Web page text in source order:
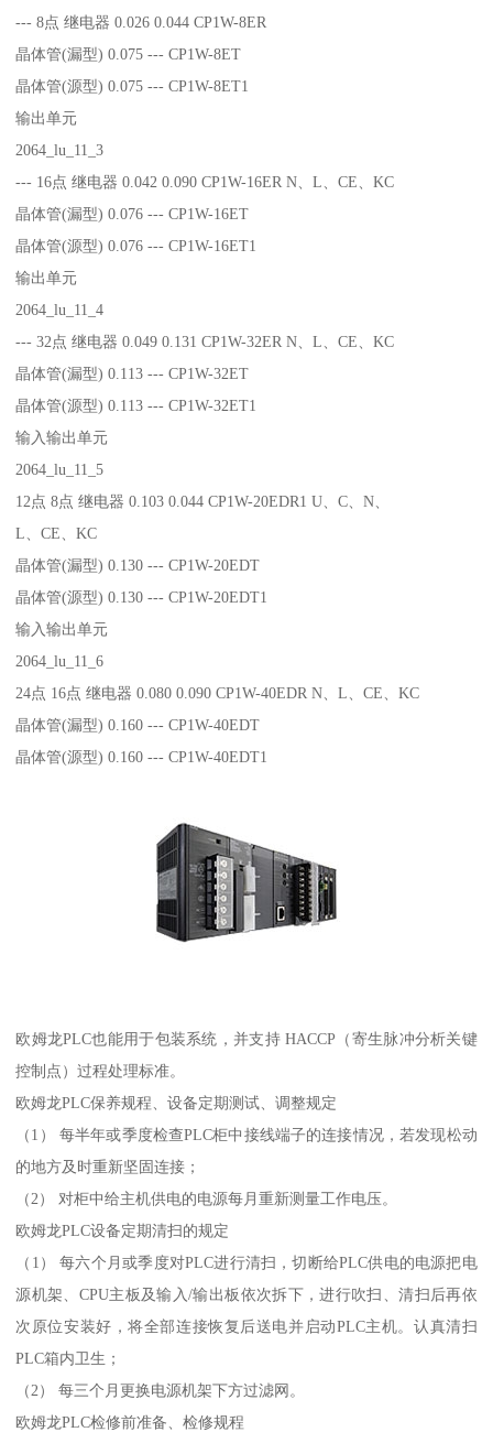
--- 8点 继电器 0.026 0.044 CP1W-8ER
晶体管(漏型) 0.075 --- CP1W-8ET
晶体管(源型) 0.075 --- CP1W-8ET1
输出单元
2064_lu_11_3
--- 16点 继电器 0.042 0.090 CP1W-16ER N、L、CE、KC
晶体管(漏型) 0.076 --- CP1W-16ET
晶体管(源型) 0.076 --- CP1W-16ET1
输出单元
2064_lu_11_4
--- 32点 继电器 0.049 0.131 CP1W-32ER N、L、CE、KC
晶体管(漏型) 0.113 --- CP1W-32ET
晶体管(源型) 0.113 --- CP1W-32ET1
输入输出单元
2064_lu_11_5
12点 8点 继电器 0.103 0.044 CP1W-20EDR1 U、C、N、
L、CE、KC
晶体管(漏型) 0.130 --- CP1W-20EDT
晶体管(源型) 0.130 --- CP1W-20EDT1
输入输出单元
2064_lu_11_6
24点 16点 继电器 0.080 0.090 CP1W-40EDR N、L、CE、KC
晶体管(漏型) 0.160 --- CP1W-40EDT
晶体管(源型) 0.160 --- CP1W-40EDT1
欧姆龙PLC也能用于包装系统，并支持 HACCP（寄生脉冲分析关键
控制点）过程处理标准。
欧姆龙PLC保养规程、设备定期测试、调整规定
（1） 每半年或季度检查PLC柜中接线端子的连接情况，若发现松动
的地方及时重新坚固连接；
（2） 对柜中给主机供电的电源每月重新测量工作电压。
欧姆龙PLC设备定期清扫的规定
（1） 每六个月或季度对PLC进行清扫，切断给PLC供电的电源把电
源机架、CPU主板及输入/输出板依次拆下，进行吹扫、清扫后再依
次原位安装好，将全部连接恢复后送电并启动PLC主机。认真清扫
PLC箱内卫生；
（2） 每三个月更换电源机架下方过滤网。
欧姆龙PLC检修前准备、检修规程